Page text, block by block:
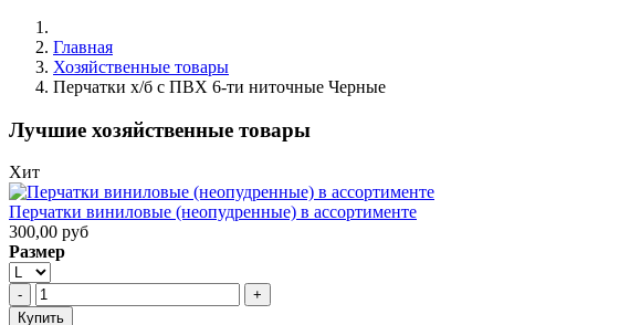
Главная
Хозяйственные товары
Перчатки х/б с ПВХ 6-ти ниточные Черные
Лучшие хозяйственные товары
Хит
Перчатки виниловые (неопудренные) в ассортименте
300,00 руб
Размер